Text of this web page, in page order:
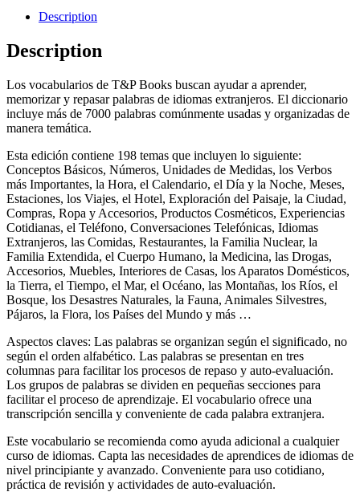
Description
Description
Los vocabularios de T&P Books buscan ayudar a aprender,
memorizar y repasar palabras de idiomas extranjeros. El diccionario
incluye más de 7000 palabras comúnmente usadas y organizadas de
manera temática.
Esta edición contiene 198 temas que incluyen lo siguiente:
Conceptos Básicos, Números, Unidades de Medidas, los Verbos
más Importantes, la Hora, el Calendario, el Día y la Noche, Meses,
Estaciones, los Viajes, el Hotel, Exploración del Paisaje, la Ciudad,
Compras, Ropa y Accesorios, Productos Cosméticos, Experiencias
Cotidianas, el Teléfono, Conversaciones Telefónicas, Idiomas
Extranjeros, las Comidas, Restaurantes, la Familia Nuclear, la
Familia Extendida, el Cuerpo Humano, la Medicina, las Drogas,
Accesorios, Muebles, Interiores de Casas, los Aparatos Domésticos,
la Tierra, el Tiempo, el Mar, el Océano, las Montañas, los Ríos, el
Bosque, los Desastres Naturales, la Fauna, Animales Silvestres,
Pájaros, la Flora, los Países del Mundo y más …
Aspectos claves: Las palabras se organizan según el significado, no
según el orden alfabético. Las palabras se presentan en tres
columnas para facilitar los procesos de repaso y auto-evaluación.
Los grupos de palabras se dividen en pequeñas secciones para
facilitar el proceso de aprendizaje. El vocabulario ofrece una
transcripción sencilla y conveniente de cada palabra extranjera.
Este vocabulario se recomienda como ayuda adicional a cualquier
curso de idiomas. Capta las necesidades de aprendices de idiomas de
nivel principiante y avanzado. Conveniente para uso cotidiano,
práctica de revisión y actividades de auto-evaluación.